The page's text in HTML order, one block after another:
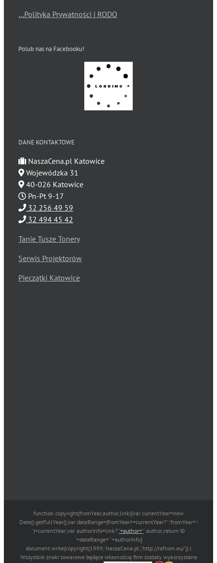
…Polityka Prywatności i RODO
Polub nas na Facebooku!
DANE KONTAKTOWE
NaszaCena.pl Katowice
Wojewódzka 31
40-026 Katowice
Pn-Pt 9-17
32 256 49 59
32 494 45 42
Tanie Tusze Tonery
Serwis Projektorów
Pieczątki Katowice
function copyright(fromYear,author,link){var currentYear=new
Date().getFullYear();var dateRange=(fromYear>=currentYear?'':fromYear+'-
')+currentYear;var authorInfo=link?''+author+'':author;return'©
'+dateRange+' '+authorInfo}
document.write(copyright(1999,'NaszaCena.pl','http://rafcom.eu/')) |
Wszystkie znaki towarowe będące własnością firm zostały wykorzystane